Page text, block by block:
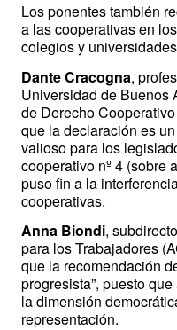
Los ponentes también
a las cooperativas en
colegios y
Dante Cracogna,
Universidad de Buenos
de Derecho
que la declaración es
valioso para los
cooperativo nº 4
puso fin a la
cooperativas.
Anna Biondi,
para los Trabajadores
que la recomendación
progresista”, puesto
la dimensión
representación.